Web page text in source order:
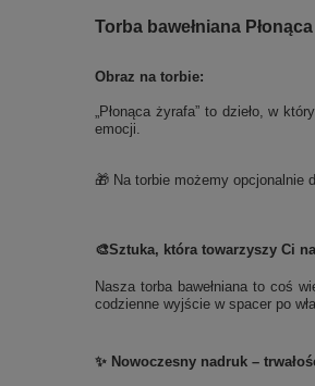
Torba bawełniana
Obraz na torbie:
„Płonąca żyrafa” to dzieło, w
emocji.
🎁 Na torbie możemy opcjonalnie
🎨Sztuka, która towarzyszy Ci
Nasza torba bawełniana to coś
codzienne wyjście w spacer po
✨ Nowoczesny nadruk –